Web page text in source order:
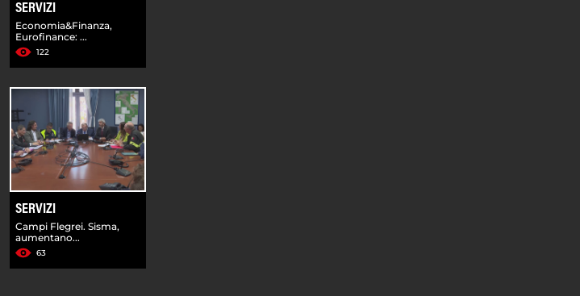
SERVIZI
Economia&Finanza,
Eurofinance: ...
122
SERVIZI
Campi Flegrei. Sisma,
aumentano...
63